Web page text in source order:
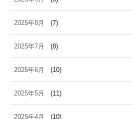
2025年8月 (7)
2025年7月 (8)
2025年6月 (10)
2025年5月 (11)
2025年4月 (10)